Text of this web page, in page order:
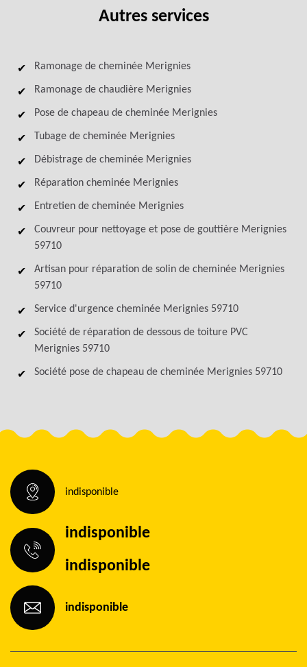
Autres services
Ramonage de cheminée Merignies
Ramonage de chaudière Merignies
Pose de chapeau de cheminée Merignies
Tubage de cheminée Merignies
Débistrage de cheminée Merignies
Réparation cheminée Merignies
Entretien de cheminée Merignies
Couvreur pour nettoyage et pose de gouttière Merignies
59710
Artisan pour réparation de solin de cheminée Merignies
59710
Service d'urgence cheminée Merignies 59710
Société de réparation de dessous de toiture PVC
Merignies 59710
Société pose de chapeau de cheminée Merignies 59710
indisponible
indisponible
indisponible
indisponible